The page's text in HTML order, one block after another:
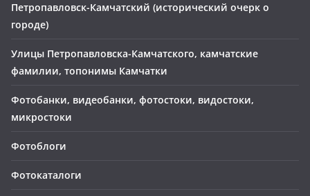
Петропавловск-Камчатский (исторический очерк о
городе)
Улицы Петропавловска-Камчатского, камчатские
фамилии, топонимы Камчатки
Фотобанки, видеобанки, фотостоки, видостоки,
микростоки
Фотоблоги
Фотокаталоги